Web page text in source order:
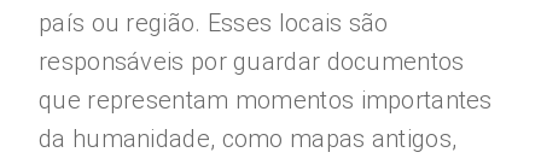
país ou região. Esses locais são
responsáveis por guardar documentos
que representam momentos importantes
da humanidade, como mapas antigos,